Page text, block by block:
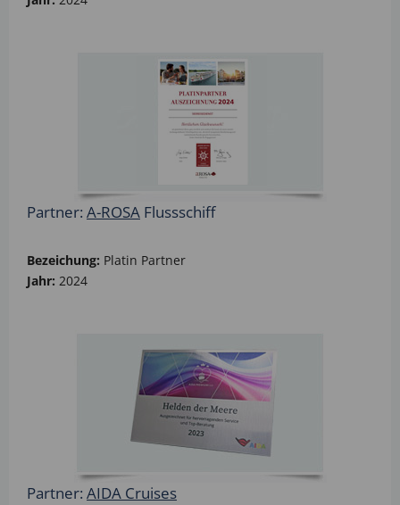
Partner: A-ROSA Flussschiff
Bezeichung: Platin Partner
Jahr: 2024
Partner: AIDA Cruises